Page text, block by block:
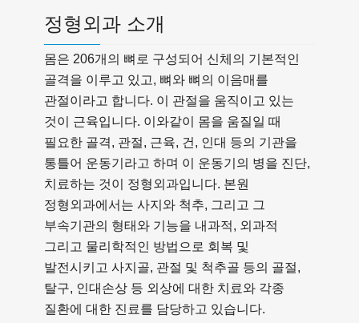
정형외과 소개
몸은 206개의 뼈로 구성되어 신체의 기본적인
골격을 이루고 있고, 뼈와 뼈의 이음매를
관절이라고 합니다. 이 관절을 움직이고 있는
것이 근육입니다. 이와같이 몸을 움질일 때
필요한 골격, 관절, 근육, 건, 인대 등의 기관을
통틀어 운동기라고 하며 이 운동기의 병을 진단,
치료하는 것이 정형외과입니다. 본원
정형외과에서는 사지와 척추, 그리고 그
부속기관의 형태와 기능을 내과적, 외과적
그리고 물리학적인 방법으로 회복 및
발전시키고 사지골, 관절 및 척추골 등의 골절,
탈구, 인대손상 등 외상에 대한 치료와 각종
질환에 대한 진료를 담당하고 있습니다.